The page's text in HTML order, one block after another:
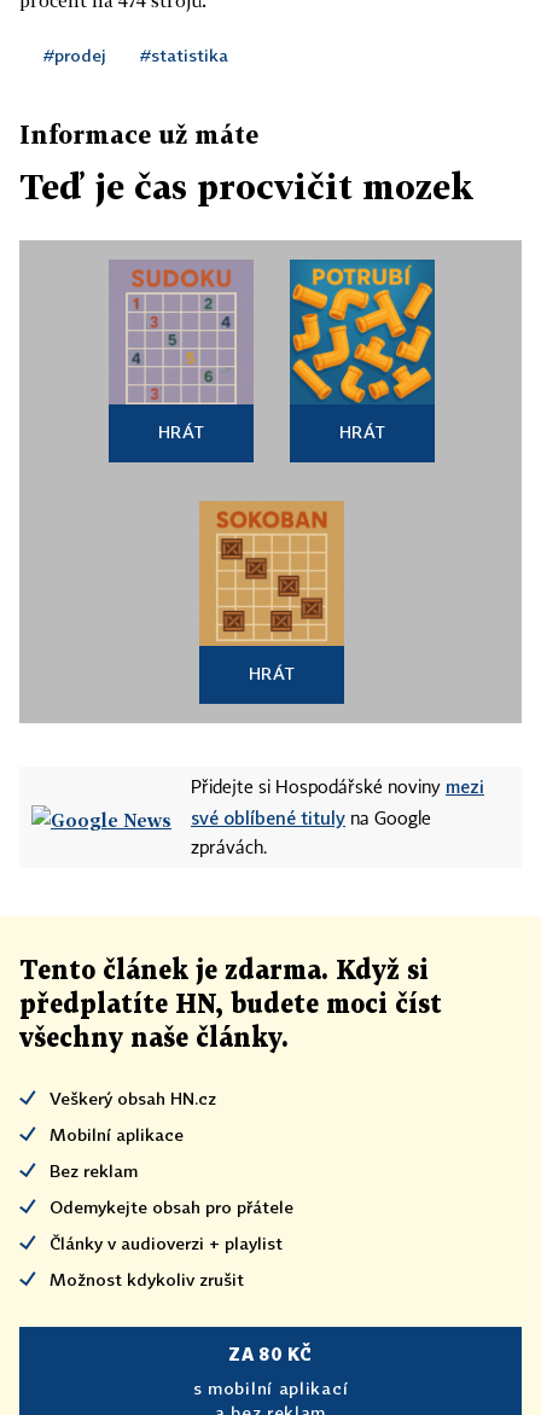
#prodej #statistika
Informace už máte
Teď je čas procvičit mozek
HRÁT HRÁT
HRÁT
Přidejte si Hospodářské noviny mezi
své oblíbené tituly na Google
zprávách.
Tento článek je zdarma. Když si
předplatíte HN, budete moci číst
všechny naše články.
Veškerý obsah HN.cz
Mobilní aplikace
Bez reklam
Odemykejte obsah pro přátele
Články v audioverzi + playlist
Možnost kdykoliv zrušit
ZA 80 KČ
s mobilní aplikací